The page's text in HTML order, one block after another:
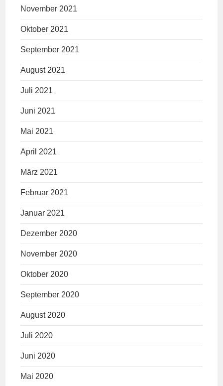
November 2021
Oktober 2021
September 2021
August 2021
Juli 2021
Juni 2021
Mai 2021
April 2021
März 2021
Februar 2021
Januar 2021
Dezember 2020
November 2020
Oktober 2020
September 2020
August 2020
Juli 2020
Juni 2020
Mai 2020